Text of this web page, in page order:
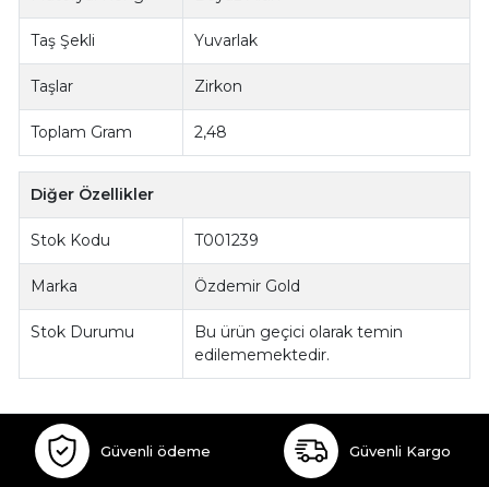
Taş Şekli Yuvarlak
Taşlar Zirkon
Toplam Gram 2,48
Diğer Özellikler
Stok Kodu T001239
Marka Özdemir Gold
Stok Durumu
Bu ürün geçici olarak temin
edilememektedir.
Güvenli ödeme Güvenli Kargo